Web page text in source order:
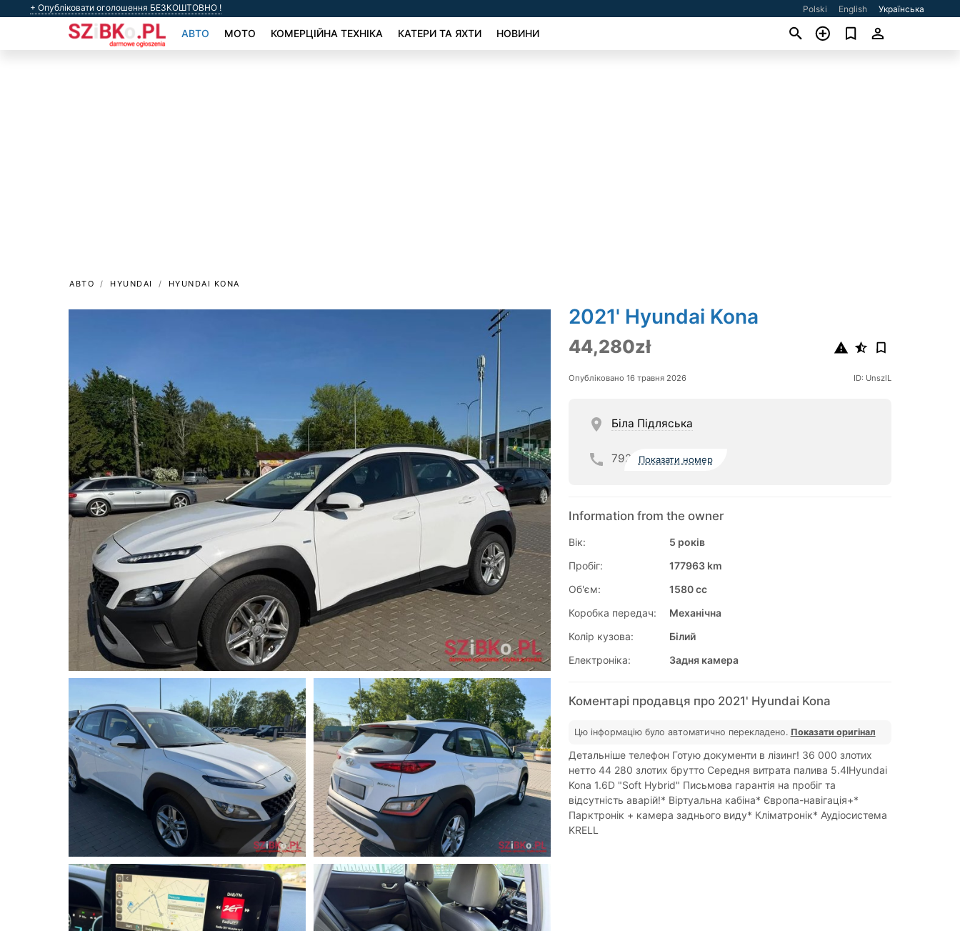
+ Опубліковати оголошення БЕЗКОШТОВНО ! Polski English Українська
АВТО МОТО КОМЕРЦІЙНА ТЕХНІКА КАТЕРИ ТА ЯХТИ НОВИНИ
АВТО HYUNDAI HYUNDAI KONA
2021' Hyundai Kona
44,280zł
Опубліковано 16 травня 2026 ID: UnszlL
Біла Підляська
792 Показати номер
Information from the owner
Вік:
5 років
Пробіг:
177963 km
Об'єм:
1580 cc
Коробка передач:
Механічна
Колір кузова:
Білий
Електроніка:
Задня камера
Коментарі продавця про 2021' Hyundai Kona
Цю інформацію було автоматично перекладено. Показати оригінал
Детальніше телефон Готую документи в лізинг! 36 000 злотих
нетто 44 280 злотих брутто Середня витрата палива 5.4lHyundai
Kona 1.6D "Soft Hybrid" Письмова гарантія на пробіг та
відсутність аварій!* Віртуальна кабіна* Європа-навігація+*
Парктронік + камера заднього виду* Кліматронік* Аудіосистема
KRELL